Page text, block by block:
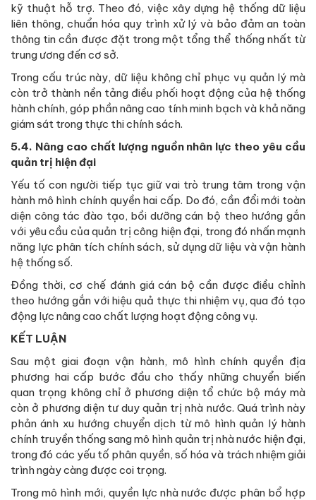
kỹ thuật hỗ trợ. Theo đó, việc xây dựng hệ thống dữ liệu
liên thông, chuẩn hóa quy trình xử lý và bảo đảm an toàn
thông tin cần được đặt trong một tổng thể thống nhất từ
trung ương đến cơ sở.
Trong cấu trúc này, dữ liệu không chỉ phục vụ quản lý mà
còn trở thành nền tảng điều phối hoạt động của hệ thống
hành chính, góp phần nâng cao tính minh bạch và khả năng
giám sát trong thực thi chính sách.
5.4. Nâng cao chất lượng nguồn nhân lực theo yêu cầu
quản trị hiện đại
Yếu tố con người tiếp tục giữ vai trò trung tâm trong vận
hành mô hình chính quyền hai cấp. Do đó, cần đổi mới toàn
diện công tác đào tạo, bồi dưỡng cán bộ theo hướng gắn
với yêu cầu của quản trị công hiện đại, trong đó nhấn mạnh
năng lực phân tích chính sách, sử dụng dữ liệu và vận hành
hệ thống số.
Đồng thời, cơ chế đánh giá cán bộ cần được điều chỉnh
theo hướng gắn với hiệu quả thực thi nhiệm vụ, qua đó tạo
động lực nâng cao chất lượng hoạt động công vụ.
KẾT LUẬN
Sau một giai đoạn vận hành, mô hình chính quyền địa
phương hai cấp bước đầu cho thấy những chuyển biến
quan trọng không chỉ ở phương diện tổ chức bộ máy mà
còn ở phương diện tư duy quản trị nhà nước. Quá trình này
phản ánh xu hướng chuyển dịch từ mô hình quản lý hành
chính truyền thống sang mô hình quản trị nhà nước hiện đại,
trong đó các yếu tố phân quyền, số hóa và trách nhiệm giải
trình ngày càng được coi trọng.
Trong mô hình mới, quyền lực nhà nước được phân bổ hợp